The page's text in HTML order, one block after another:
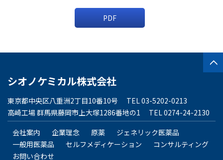
PDF
シオノケミカル株式会社
東京都中央区八重洲2丁目10番10号 TEL 03-5202-0213
高崎工場 群馬県藤岡市上大塚1286番地の1 TEL 0274-24-2130
会社案内
企業理念 原薬
ジェネリック医薬品
一般用医薬品
セルフメディケーション
コンサルティング
お問い合わせ